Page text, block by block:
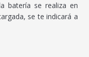
batería se realiza en
se te indicará a